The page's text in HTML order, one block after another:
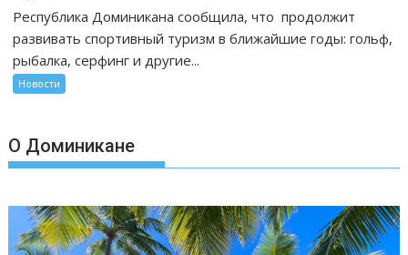
Республика Доминикана сообщила, что продолжит
развивать спортивный туризм в ближайшие годы: гольф,
рыбалка, серфинг и другие...
Новости
О Доминикане